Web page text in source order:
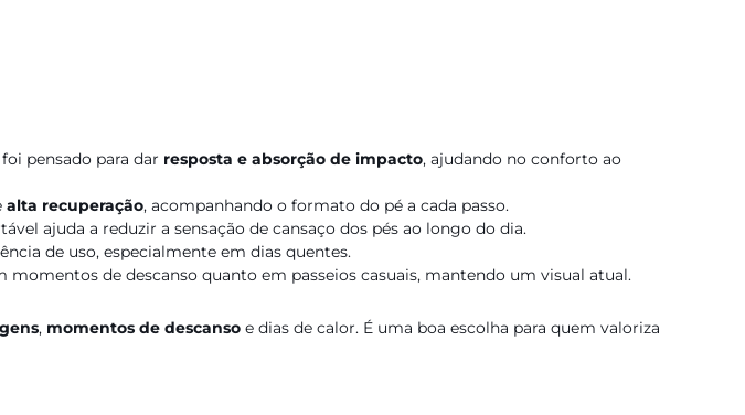
pensado para dar resposta e absorção de impacto, ajudando no conforto ao
alta recuperação, acompanhando o formato do pé a cada passo.
ajuda a reduzir a sensação de cansaço dos pés ao longo do dia.
de uso, especialmente em dias quentes.
de descanso quanto em passeios casuais, mantendo um visual atual.
, momentos de descanso e dias de calor. É uma boa escolha para quem valoriza